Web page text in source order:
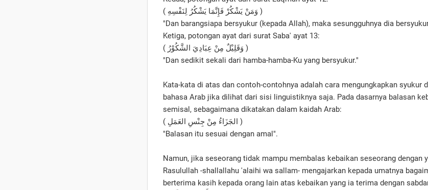
( وَمَنْ يَشْكُرْ فَإِنَّمَا يَشْكُرُ لِنَفْسِهِ )
"Dan barangsiapa bersyukur (kepada Allah), maka sesungguhnya dia
Ketiga, potongan ayat dari surat Saba' ayat 13:
( وَقَلِيْلٌ مِنْ عِبَادِيَ الشَّكُوْرُ )
"Dan sedikit sekali dari hamba-hamba-Ku yang bersyukur."
Kata-kata di atas dan contoh-contohnya adalah cara mengungkapkan syukur
bahasa Arab jika dilihat dari sisi linguistiknya saja. Pada dasarnya balasan
semisal, sebagaimana dikatakan dalam kaidah Arab:
( الجَزَاءُ مِنْ جِنْسِ العَمَلِ )
"Balasan itu sesuai dengan amal".
Namun, jika seseorang tidak mampu membalas kebaikan seseorang dengan
Rasulullah -shallallahu 'alaihi wa sallam- mengajarkan kepada umatnya
berterima kasih kepada orang lain atas kebaikan yang ia terima dengan